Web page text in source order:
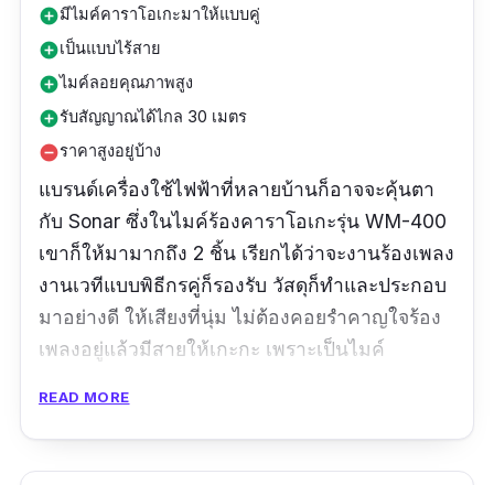
add_circleมีไมค์คาราโอเกะมาให้แบบคู่
add_circleเป็นแบบไร้สาย
add_circleไมค์ลอยคุณภาพสูง
add_circleรับสัญญาณได้ไกล 30 เมตร
remove_circleราคาสูงอยู่บ้าง
แบรนด์เครื่องใช้ไฟฟ้าที่หลายบ้านก็อาจจะคุ้นตา
กับ Sonar ซึ่งในไมค์ร้องคาราโอเกะรุ่น WM-400
เขาก็ให้มามากถึง 2 ชิ้น เรียกได้ว่าจะงานร้องเพลง
งานเวทีแบบพิธีกรคู่ก็รองรับ วัสดุก็ทำและประกอบ
มาอย่างดี ให้เสียงที่นุ่ม ไม่ต้องคอยรำคาญใจร้อง
เพลงอยู่แล้วมีสายให้เกะกะ เพราะเป็นไมค์
มาก ๆ ถึง 30 เมตร เสียงไม่ขาดตอนหรือ
ตะกุกตะกักแน่นอน
READ MORE